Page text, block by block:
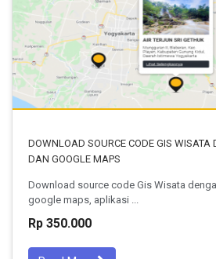
DOWNLOAD SOURCE CODE GIS WISATA
DAN GOOGLE MAPS
Download source code Gis Wisata
google maps, aplikasi ...
Rp 350.000